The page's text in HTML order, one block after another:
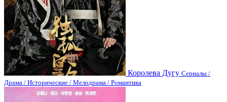
Королева Дугу Сериалы /
Драма / Исторические / Мелодрама / Романтика